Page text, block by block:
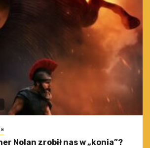
Nolan zrobił nas w „konia”?